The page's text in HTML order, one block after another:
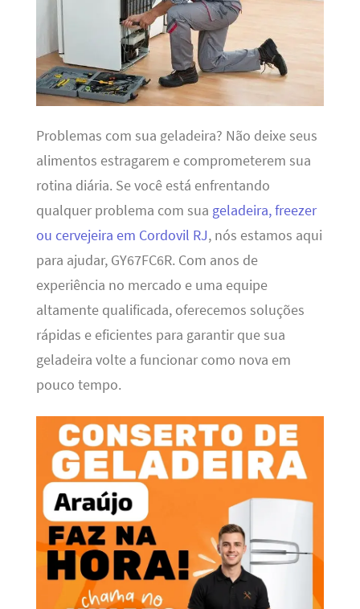
Problemas com sua geladeira? Não deixe seus
alimentos estragarem e comprometerem sua
rotina diária. Se você está enfrentando
qualquer problema com sua geladeira, freezer
ou cervejeira em Cordovil RJ, nós estamos aqui
para ajudar, GY67FC6R. Com anos de
experiência no mercado e uma equipe
altamente qualificada, oferecemos soluções
rápidas e eficientes para garantir que sua
geladeira volte a funcionar como nova em
pouco tempo.